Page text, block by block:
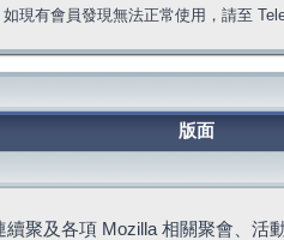
如現有會員發現無法正常使用，請至
版面
續聚及各項 Mozilla 相關聚會、活